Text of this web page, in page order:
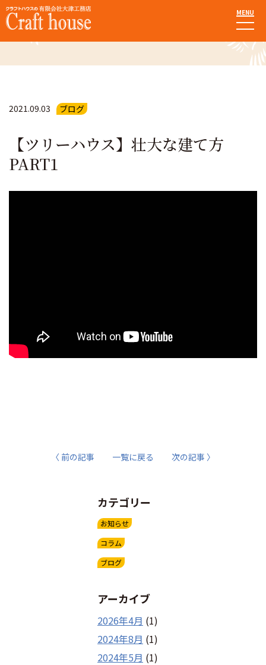
MENU
お知らせ・ブログ
2021.09.03 ブログ
【ツリーハウス】壮大な建て方
PART1
〈 前の記事 一覧に戻る 次の記事 〉
カテゴリー
お知らせ
コラム
ブログ
アーカイブ
2026年4月 (1)
2024年8月 (1)
2024年5月 (1)